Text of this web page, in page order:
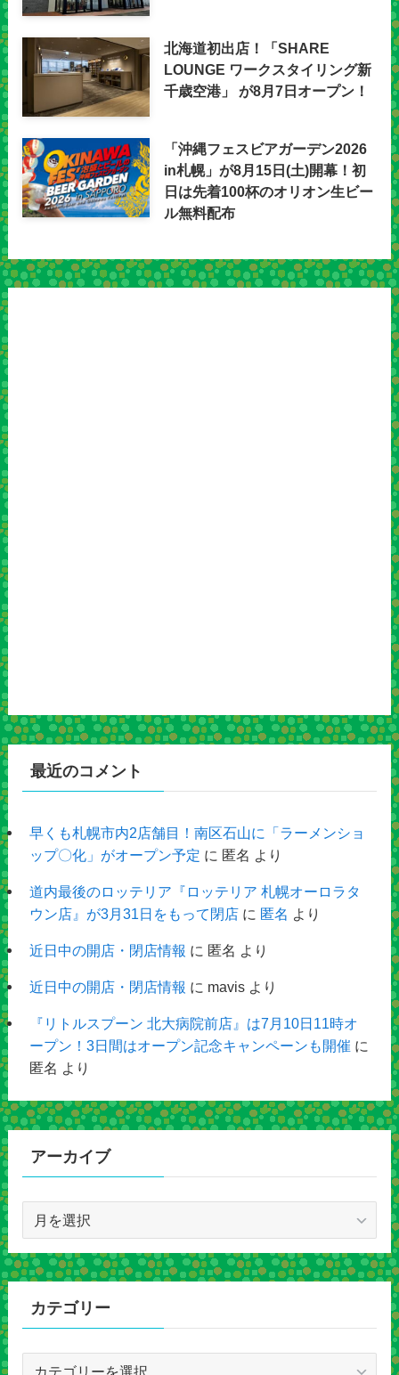
北海道初出店！「SHARE
LOUNGE ワークスタイリング新
千歳空港」 が8月7日オープン！
「沖縄フェスビアガーデン2026
in札幌」が8月15日(土)開幕！初
日は先着100杯のオリオン生ビー
ル無料配布
最近のコメント
早くも札幌市内2店舗目！南区石山に「ラーメンショ
ップ〇化」がオープン予定 に 匿名 より
道内最後のロッテリア『ロッテリア 札幌オーロラタ
ウン店』が3月31日をもって閉店に 匿名 より
近日中の開店・閉店情報 に 匿名 より
近日中の開店・閉店情報 に mavisより
『リトルスプーン 北大病院前店』は7月10日11時オ
ープン！3日間はオープン記念キャンペーンも開催 に
匿名 より
アーカイブ
カ
イ
カテゴリー